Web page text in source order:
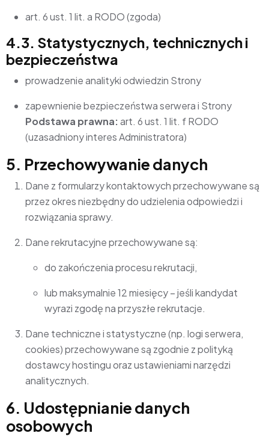
art. 6 ust. 1 lit. a RODO (zgoda)
4.3. Statystycznych, technicznych i
bezpieczeństwa
prowadzenie analityki odwiedzin Strony
zapewnienie bezpieczeństwa serwera i Strony
Podstawa prawna:art. 6 ust. 1 lit. f RODO
(uzasadniony interes Administratora)
5. Przechowywanie danych
Dane z formularzy kontaktowych przechowywane są
przez okres niezbędny do udzielenia odpowiedzi i
rozwiązania sprawy.
Dane rekrutacyjne przechowywane są:
do zakończenia procesu rekrutacji,
lub maksymalnie 12 miesięcy – jeśli kandydat
wyrazi zgodę na przyszłe rekrutacje.
Dane techniczne i statystyczne (np. logi serwera,
cookies) przechowywane są zgodnie z polityką
dostawcy hostingu oraz ustawieniami narzędzi
analitycznych.
6. Udostępnianie danych
osobowych